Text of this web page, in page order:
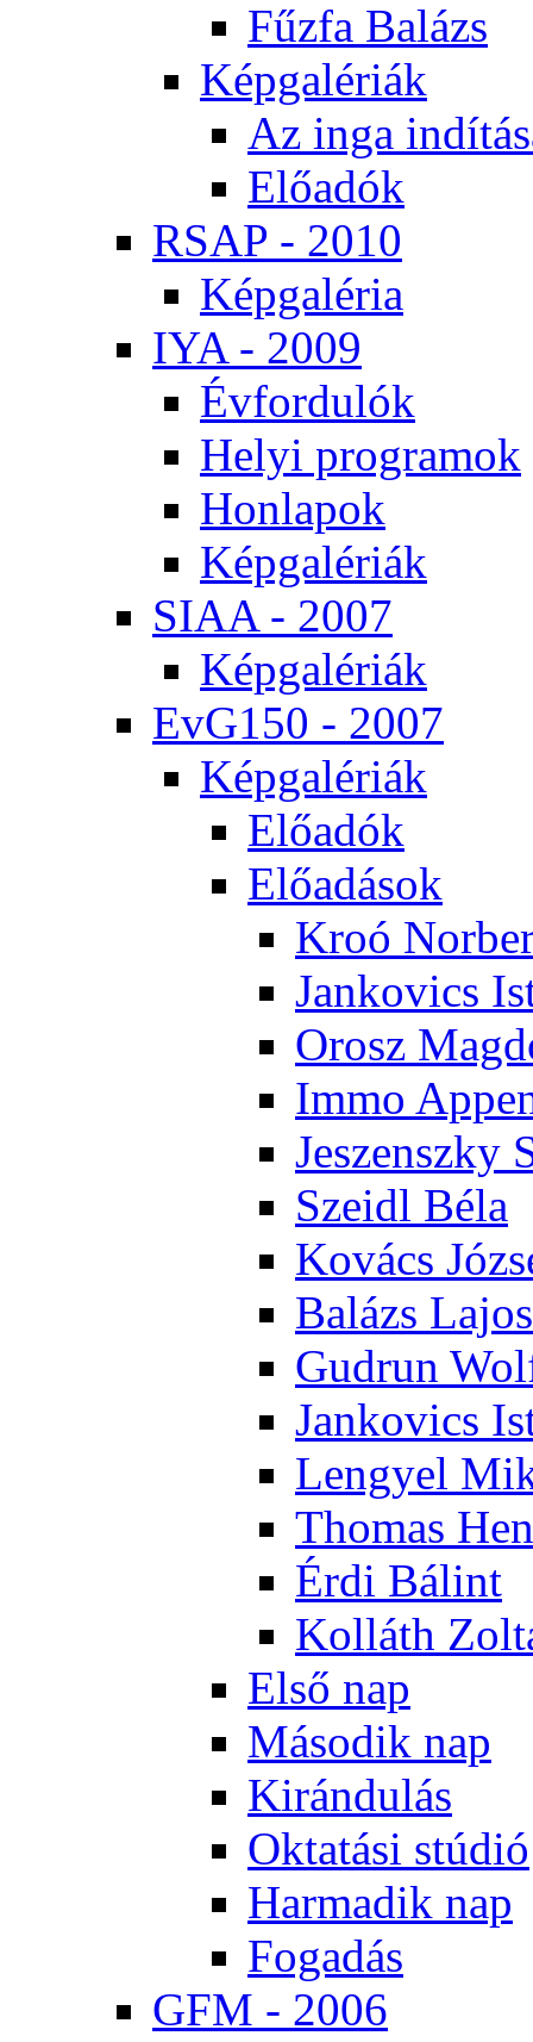
Fűz­fa Ba­lázs
Kép­ga­lé­ri­ák
Az in­ga
Elő­adók
RSAP - 2010
Kép­ga­lé­ria
IYA - 2009
Év­for­du­lók
He­lyi prog­ra­mok
Hon­la­pok
Kép­ga­lé­ri­ák
SI­AA - 2007
Kép­ga­lé­ri­ák
EvG150 - 2007
Kép­ga­lé­ri­ák
Elő­adók
Elő­adá­sok
Kroó
Jan­ko­vics
Orosz
Im­mo
Je­szensz­ky
Szeidl Bé­la
Ko­vács
Ba­lázs La­jos
Gud­run
Jan­ko­vics
Len­gyel
Tho­mas
Ér­di Bá­lint
Kol­láth
El­ső nap
Má­so­dik nap
Ki­rán­du­lás
Ok­ta­tá­si stú­dió
Har­ma­dik nap
Fo­ga­dás
GFM - 2006